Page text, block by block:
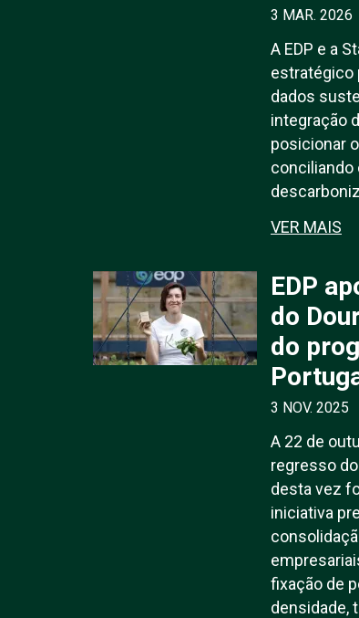
3 MAR. 2026
A EDP e a
estratégico
dados
integração
posicionar
VER MAIS
EDP
do
do
3 NOV. 2025
A 22 de
regresso
desta vez
iniciativa
fixação de
densidade,